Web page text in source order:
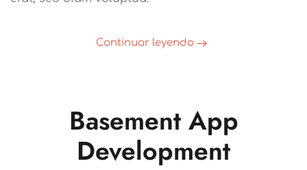
Continuar leyendo
Basement App
Development